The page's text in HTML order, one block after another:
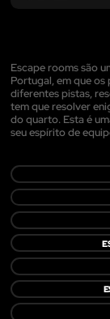
Escape rooms são
Portugal, em que
diferentes pistas,
tem que resolver
do quarto. Esta é
seu espírito de